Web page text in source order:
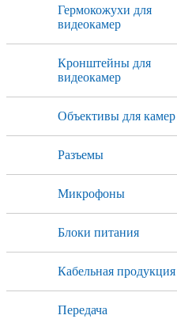
Гермокожухи для
видеокамер
Кронштейны для
видеокамер
Объективы для камер
Разъемы
Микрофоны
Блоки питания
Кабельная продукция
Передача